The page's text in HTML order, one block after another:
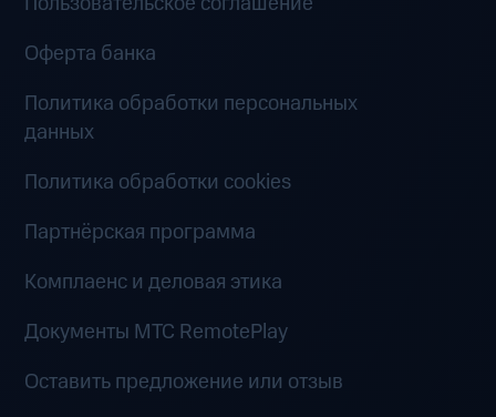
Оферта банка
Политика обработки персональных
данных
Политика обработки cookies
Партнёрская программа
Комплаенс и деловая этика
Документы MTC RemotePlay
Оставить предложение или отзыв